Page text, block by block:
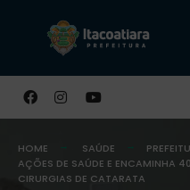
HOME SAÚDE
AÇÕES DE SAÚDE E ENCAMINHA
CIRURGIAS DE CATARATA
Buscar